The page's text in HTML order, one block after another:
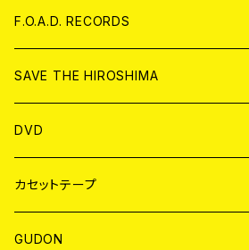
ANALOG
CD
ANALOG
F.O.A.D. RECORDS
CD
ANALOG
SAVE THE HIROSHIMA
アパレル
BADGE
DVD
JAPAN
WORLD
カセットテープ
JAPAN
GUDON